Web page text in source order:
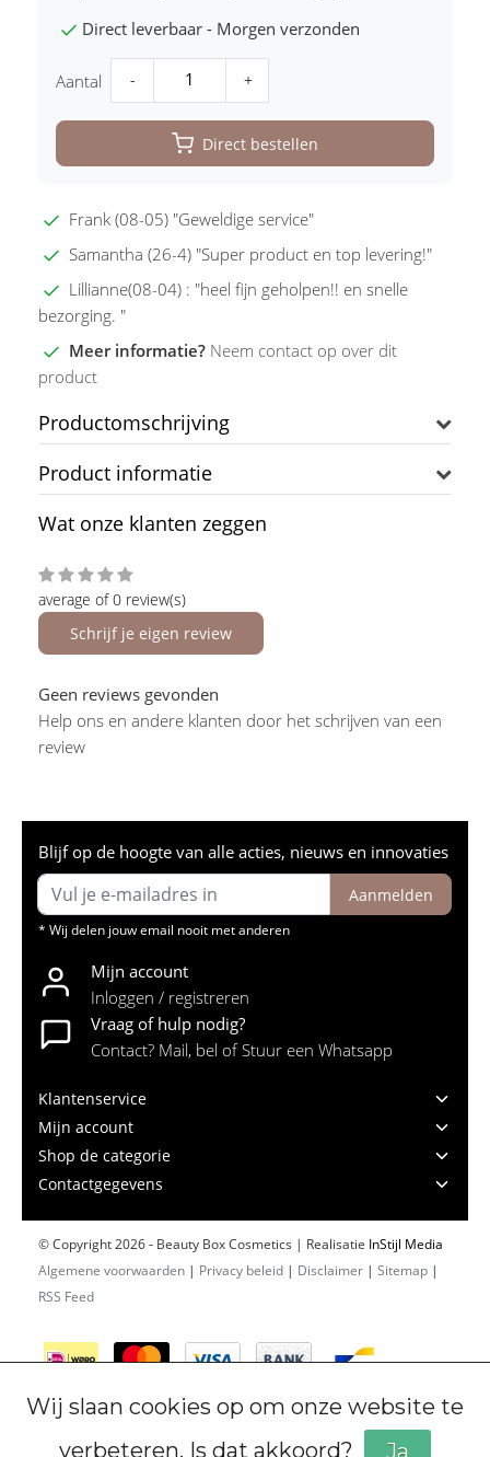
Direct leverbaar - Morgen verzonden
Aantal - +
Direct bestellen
Frank (08-05) "Geweldige service"
Samantha (26-4) "Super product en top levering!"
Lillianne(08-04) : "heel fijn geholpen!! en snelle
bezorging. "
Meer informatie? Neem contact op over dit
product
Productomschrijving
Product informatie
Wat onze klanten zeggen
average of 0 review(s)
Schrijf je eigen review
Geen reviews gevonden
Help ons en andere klanten door het schrijven van een
review
Blijf op de hoogte van alle acties, nieuws en innovaties
Aanmelden
* Wij delen jouw email nooit met anderen
Mijn account
Inloggen / registreren
Vraag of hulp nodig?
Contact? Mail, bel of Stuur een Whatsapp
Klantenservice
Mijn account
Shop de categorie
Contactgegevens
© Copyright 2026 - Beauty Box Cosmetics | Realisatie InStijl Media
Algemene voorwaarden | Privacy beleid | Disclaimer | Sitemap |
RSS Feed
Wij slaan cookies op om onze website te
verbeteren. Is dat akkoord?